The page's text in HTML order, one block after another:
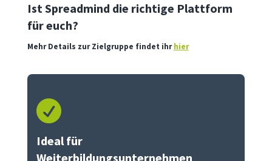
Ist Spreadmind die richtige Plattform
für euch?
Mehr Details zur Zielgruppe findet ihrhier

Ideal für
Weiterbildungsunternehmen